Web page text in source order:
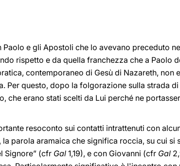
e gli Apostoli che lo avevano preceduto
rispetto e da quella franchezza che a Paolo
contemporaneo di Gesù di Nazareth, non
Per questo, dopo la folgorazione sulla strada
che erano stati scelti da Lui perché ne
resoconto sui contatti intrattenuti con
, la parola aramaica che significa roccia, su cui si
Signore” (cfr Gal 1,19), e con Giovanni (cfr Gal